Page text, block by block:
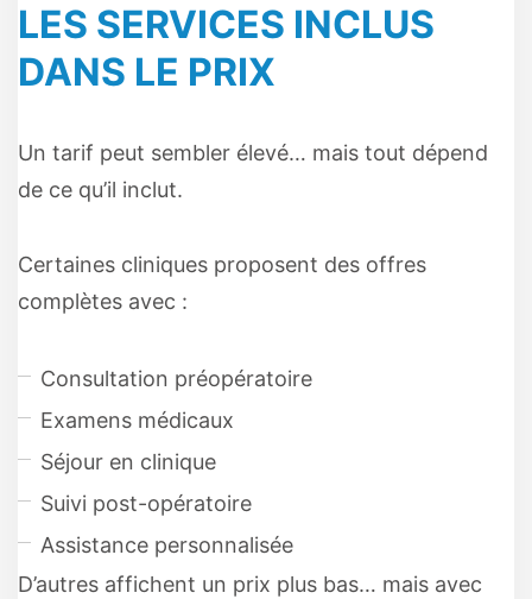
LES SERVICES INCLUS
DANS LE PRIX
Un tarif peut sembler élevé… mais tout dépend
de ce qu’il inclut.
Certaines cliniques proposent des offres
complètes avec :
Consultation préopératoire
Examens médicaux
Séjour en clinique
Suivi post-opératoire
Assistance personnalisée
D’autres affichent un prix plus bas… mais avec